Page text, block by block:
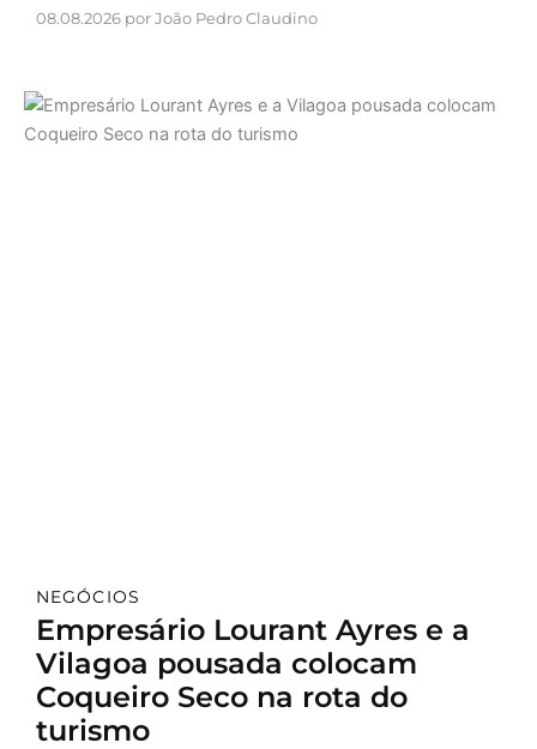
08.08.2026 por João Pedro Claudino
NEGÓCIOS
Empresário Lourant Ayres e a
Vilagoa pousada colocam
Coqueiro Seco na rota do
turismo